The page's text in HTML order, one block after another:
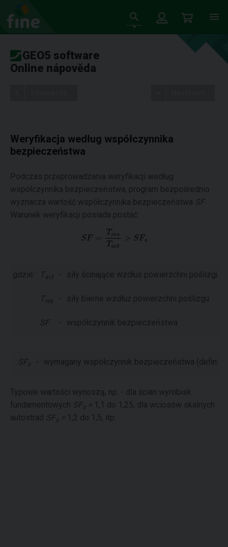
GEO5 software
Online nápověda
Weryfikacja według współczynnika
bezpieczeństwa
Podczas przeprowadzania weryfikacji według
współczynnika bezpieczeństwa, program bezpośrednio
wyznacza wartość współczynnika bezpieczeństwa SF
Warunek weryfikacji posiada postać:
gdzie: T act - siły ścinające wzdłuż powierzchni poślizgu
Tres - siły bierne wzdłuż powierzchni poślizgu
SF - współczynnik bezpieczeństwa
SF s - wymagany współczynnik bezpieczeństwa
Typowe wartości wynoszą, np. - dla ścian wyrobisk
fundamentowych SFs
1,1 do 1,25, dla wciosów skalnych
autostrad SFs 1,2 do 1,5, itp.